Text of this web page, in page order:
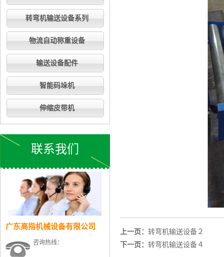
转弯机输送设备系列
物流自动称重设备
输送设备配件
智能码垛机
伸缩皮带机
联系我们
广东高指机械设备有限公司
咨询热线：
上一页： 转弯机输送设备２
下一页： 转弯机输送设备４